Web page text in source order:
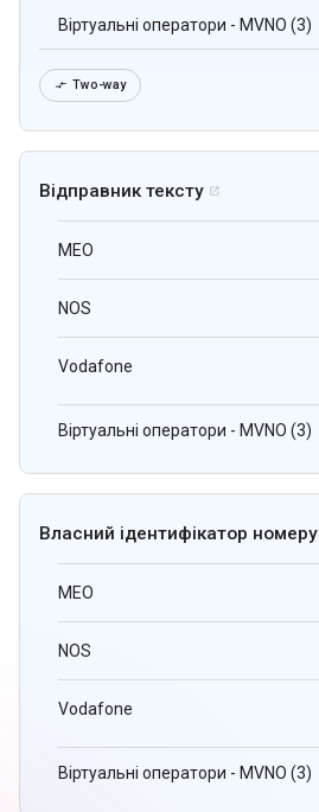
Віртуальні оператори - MVNO (3)
 Two-way
Відправник тексту 
MEO
NOS
Vodafone
Віртуальні оператори - MVNO (3)
Власний ідентифікатор номеру
MEO
NOS
Vodafone
Віртуальні оператори - MVNO (3)